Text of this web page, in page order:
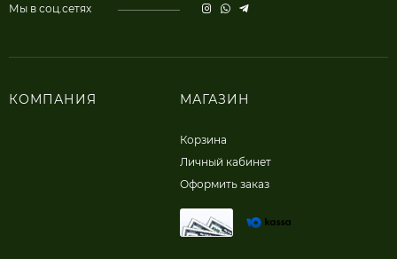
Мы в соц.сетях
КОМПАНИЯ МАГАЗИН
Корзина
Личный кабинет
Оформить заказ